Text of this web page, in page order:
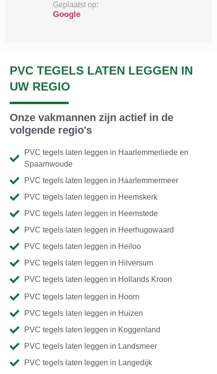
Geplaatst op:
Google
PVC TEGELS LATEN LEGGEN IN
UW REGIO
Onze vakmannen zijn actief in de
volgende regio's
PVC tegels laten leggen in Haarlemmerliede en
Spaarnwoude
PVC tegels laten leggen in Haarlemmermeer
PVC tegels laten leggen in Heemskerk
PVC tegels laten leggen in Heemstede
PVC tegels laten leggen in Heerhugowaard
PVC tegels laten leggen in Heiloo
PVC tegels laten leggen in Hilversum
PVC tegels laten leggen in Hollands Kroon
PVC tegels laten leggen in Hoorn
PVC tegels laten leggen in Huizen
PVC tegels laten leggen in Koggenland
PVC tegels laten leggen in Landsmeer
PVC tegels laten leggen in Langedijk